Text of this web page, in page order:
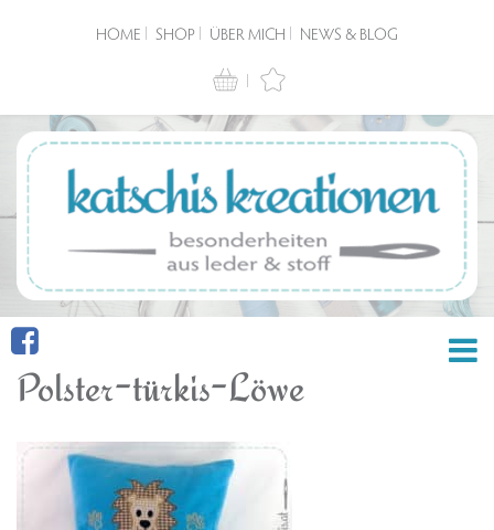
HOME SHOP ÜBER MICH NEWS & BLOG
Polster-türkis-Löwe